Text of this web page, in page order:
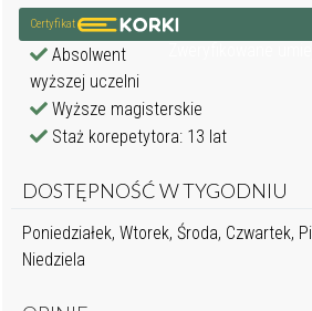
Certyfikat
Absolwent
wyższej uczelni
Wyższe magisterskie
Staż korepetytora: 13 lat
DOSTĘPNOŚĆ W TYGODNIU
Poniedziałek, Wtorek, Środa, Czwartek,
Niedziela